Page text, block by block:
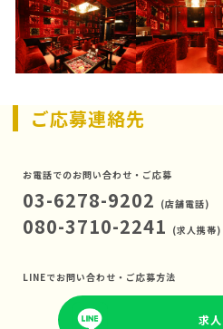
ご応募連絡先
お電話でのお問い合わせ・ご応募
03-6278-9202 (店舗電話)
080-3710-2241 (求人携帯)
LINEでお問い合わせ・ご応募方法
求